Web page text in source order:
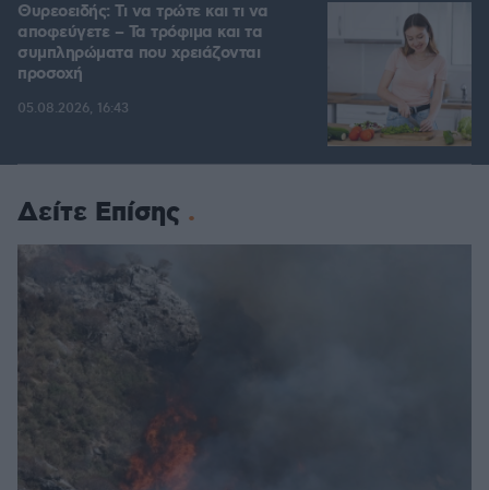
Θυρεοειδής: Τι να τρώτε και τι να
αποφεύγετε – Τα τρόφιμα και τα
συμπληρώματα που χρειάζονται
προσοχή
05.08.2026, 16:43
Δείτε Επίσης